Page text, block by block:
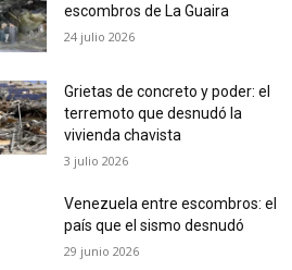
escombros de La Guaira
24 julio 2026
Grietas de concreto y poder: el
terremoto que desnudó la
vivienda chavista
3 julio 2026
Venezuela entre escombros: el
país que el sismo desnudó
29 junio 2026